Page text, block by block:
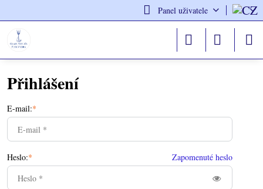
Panel uživatele
Přihlášení
E-mail:*
Zapomenuté heslo
Heslo:*